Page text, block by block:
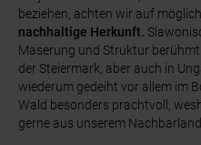
beziehen, achten wir auf
nachhaltige Herkunft.
Maserung und Struktur
der Steiermark, aber auch in
wiederum gedeiht vor allem im
Wald besonders prachtvoll,
gerne aus unserem